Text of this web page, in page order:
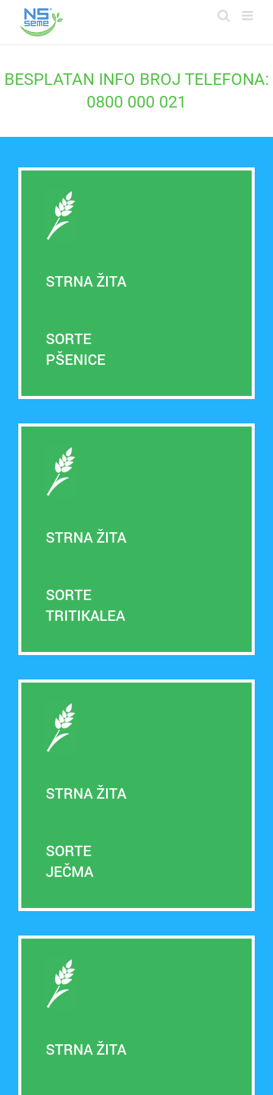
content
BESPLATAN INFO BROJ TELEFONA:
0800 000 021
STRNA ŽITA
SORTE
PŠENICE
STRNA ŽITA
SORTE
TRITIKALEA
STRNA ŽITA
SORTE
JEČMA
STRNA ŽITA